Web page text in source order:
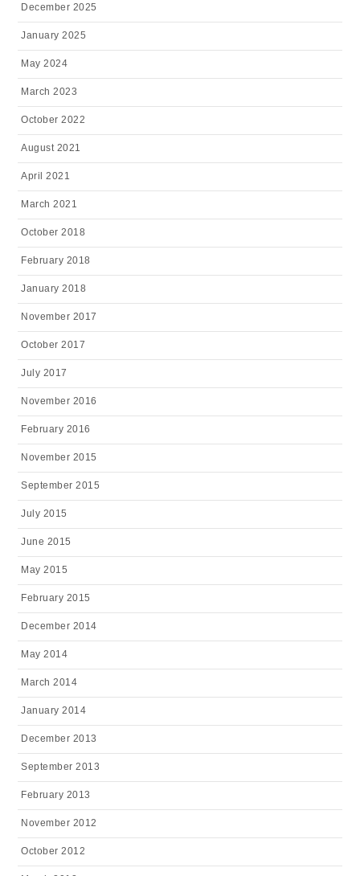
December 2025
January 2025
May 2024
March 2023
October 2022
August 2021
April 2021
March 2021
October 2018
February 2018
January 2018
November 2017
October 2017
July 2017
November 2016
February 2016
November 2015
September 2015
July 2015
June 2015
May 2015
February 2015
December 2014
May 2014
March 2014
January 2014
December 2013
September 2013
February 2013
November 2012
October 2012